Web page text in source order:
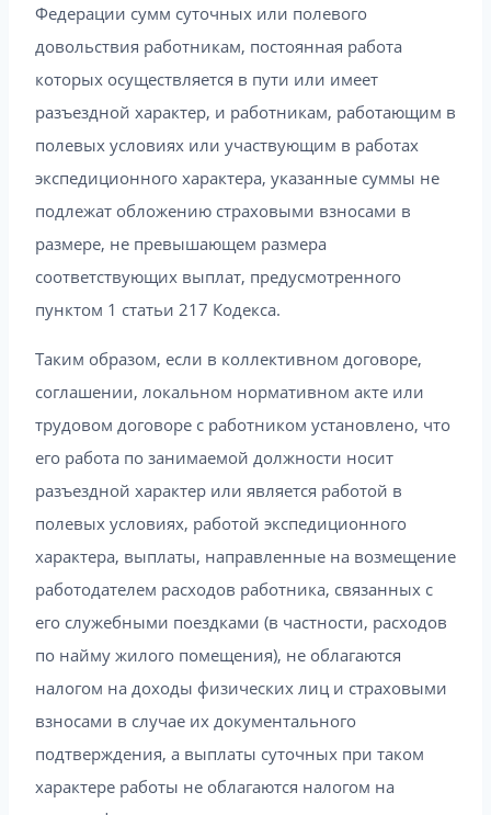
Федерации сумм суточных или полевого
довольствия работникам, постоянная работа
которых осуществляется в пути или имеет
разъездной характер, и работникам, работающим в
полевых условиях или участвующим в работах
экспедиционного характера, указанные суммы не
подлежат обложению страховыми взносами в
размере, не превышающем размера
соответствующих выплат, предусмотренного
пунктом 1 статьи 217 Кодекса.
Таким образом, если в коллективном договоре,
соглашении, локальном нормативном акте или
трудовом договоре с работником установлено, что
его работа по занимаемой должности носит
разъездной характер или является работой в
полевых условиях, работой экспедиционного
характера, выплаты, направленные на возмещение
работодателем расходов работника, связанных с
его служебными поездками (в частности, расходов
по найму жилого помещения), не облагаются
налогом на доходы физических лиц и страховыми
взносами в случае их документального
подтверждения, а выплаты суточных при таком
характере работы не облагаются налогом на